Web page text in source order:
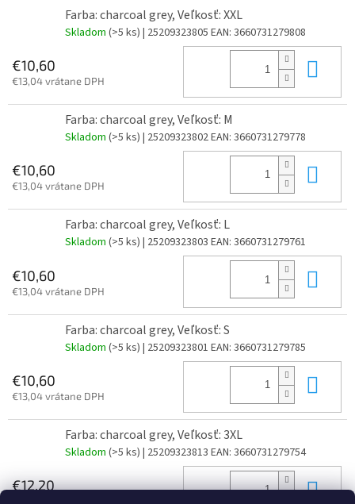
Farba: charcoal grey, Veľkosť: XXL
Skladom (>5 ks) | 25209323805 EAN: 3660731279808
€10,60
€13,04 vrátane DPH
Farba: charcoal grey, Veľkosť: M
Skladom (>5 ks) | 25209323802EAN: 3660731279778
€10,60
€13,04 vrátane DPH
Farba: charcoal grey, Veľkosť: L
Skladom (>5 ks) | 25209323803 EAN: 3660731279761
€10,60
€13,04 vrátane DPH
Farba: charcoal grey, Veľkosť: S
Skladom (>5 ks) | 25209323801 EAN: 3660731279785
€10,60
€13,04 vrátane DPH
Farba: charcoal grey, Veľkosť: 3XL
Skladom (>5 ks) | 25209323813 EAN: 3660731279754
€12,20 Do